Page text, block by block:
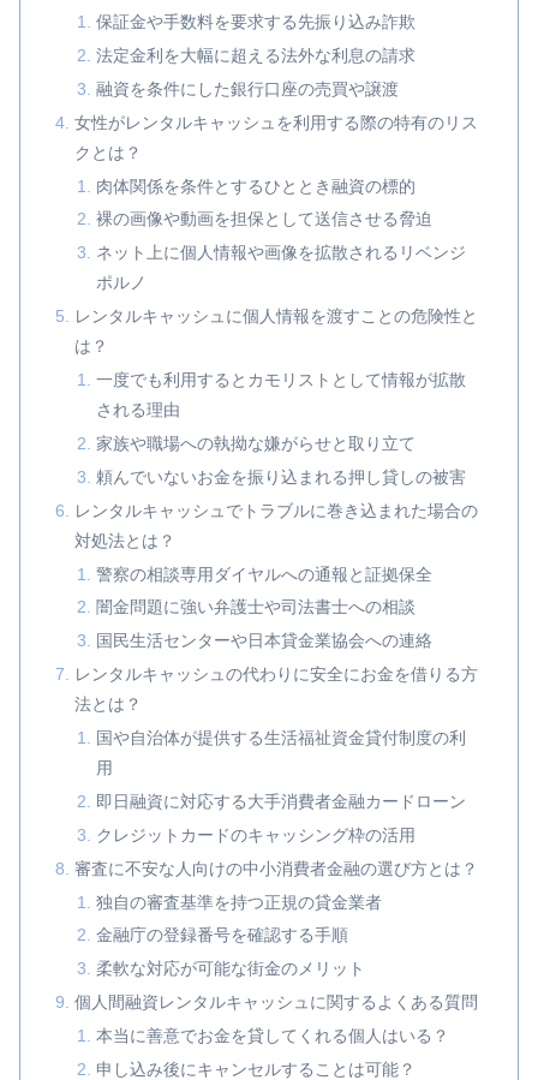
保証金や手数料を要求する先振り込み詐欺
法定金利を大幅に超える法外な利息の請求
融資を条件にした銀行口座の売買や譲渡
女性がレンタルキャッシュを利用する際の特有のリス
クとは？
肉体関係を条件とするひととき融資の標的
裸の画像や動画を担保として送信させる脅迫
ネット上に個人情報や画像を拡散されるリベンジ
ポルノ
レンタルキャッシュに個人情報を渡すことの危険性と
は？
一度でも利用するとカモリストとして情報が拡散
される理由
家族や職場への執拗な嫌がらせと取り立て
頼んでいないお金を振り込まれる押し貸しの被害
レンタルキャッシュでトラブルに巻き込まれた場合の
対処法とは？
警察の相談専用ダイヤルへの通報と証拠保全
闇金問題に強い弁護士や司法書士への相談
国民生活センターや日本貸金業協会への連絡
レンタルキャッシュの代わりに安全にお金を借りる方
法とは？
国や自治体が提供する生活福祉資金貸付制度の利
用
即日融資に対応する大手消費者金融カードローン
クレジットカードのキャッシング枠の活用
審査に不安な人向けの中小消費者金融の選び方とは？
独自の審査基準を持つ正規の貸金業者
金融庁の登録番号を確認する手順
柔軟な対応が可能な街金のメリット
個人間融資レンタルキャッシュに関するよくある質問
本当に善意でお金を貸してくれる個人はいる？
申し込み後にキャンセルすることは可能？